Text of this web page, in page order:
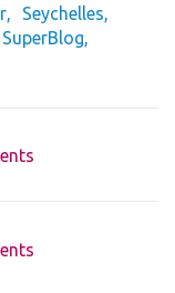
Seychelles
SuperBlog